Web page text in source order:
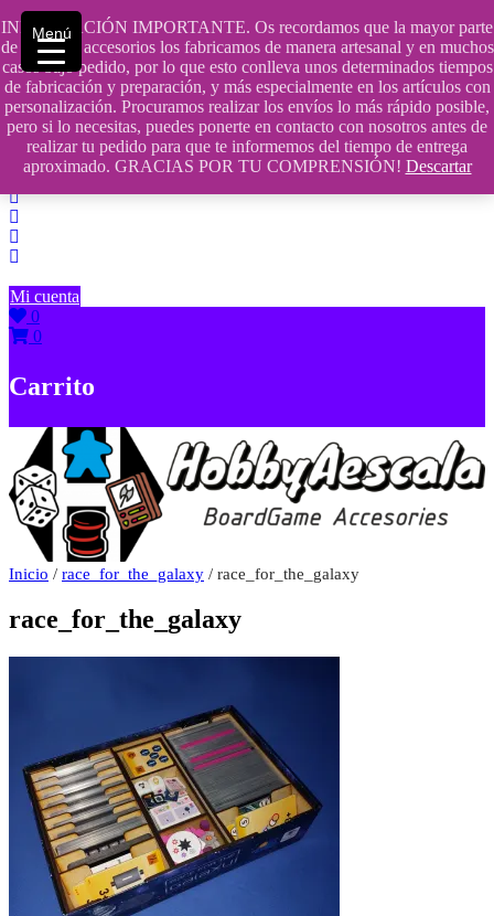
INFORMACIÓN IMPORTANTE. Os recordamos que la mayor parte
de nuestros accesorios los fabricamos de manera artesanal y en muchos
casos bajo pedido, por lo que esto conlleva unos determinados tiempos
de fabricación y preparación, y más especialmente en los artículos con
personalización. Procuramos realizar los envíos lo más rápido posible,
pero si lo necesitas, puedes ponerte en contacto con nosotros antes de
realizar tu pedido para que te informemos del tiempo de entrega
aproximado. GRACIAS POR TU COMPRENSIÓN! Descartar
Saltar
contenido
609241475 SOLO DE 10:00 a 14:00
info@hobbyaescala.com
San Fernando de Henares
10:00 - 14:00
Mi cuenta
0
0
Carrito
Inicio / race_for_the_galaxy / race_for_the_galaxy
race_for_the_galaxy
Menú